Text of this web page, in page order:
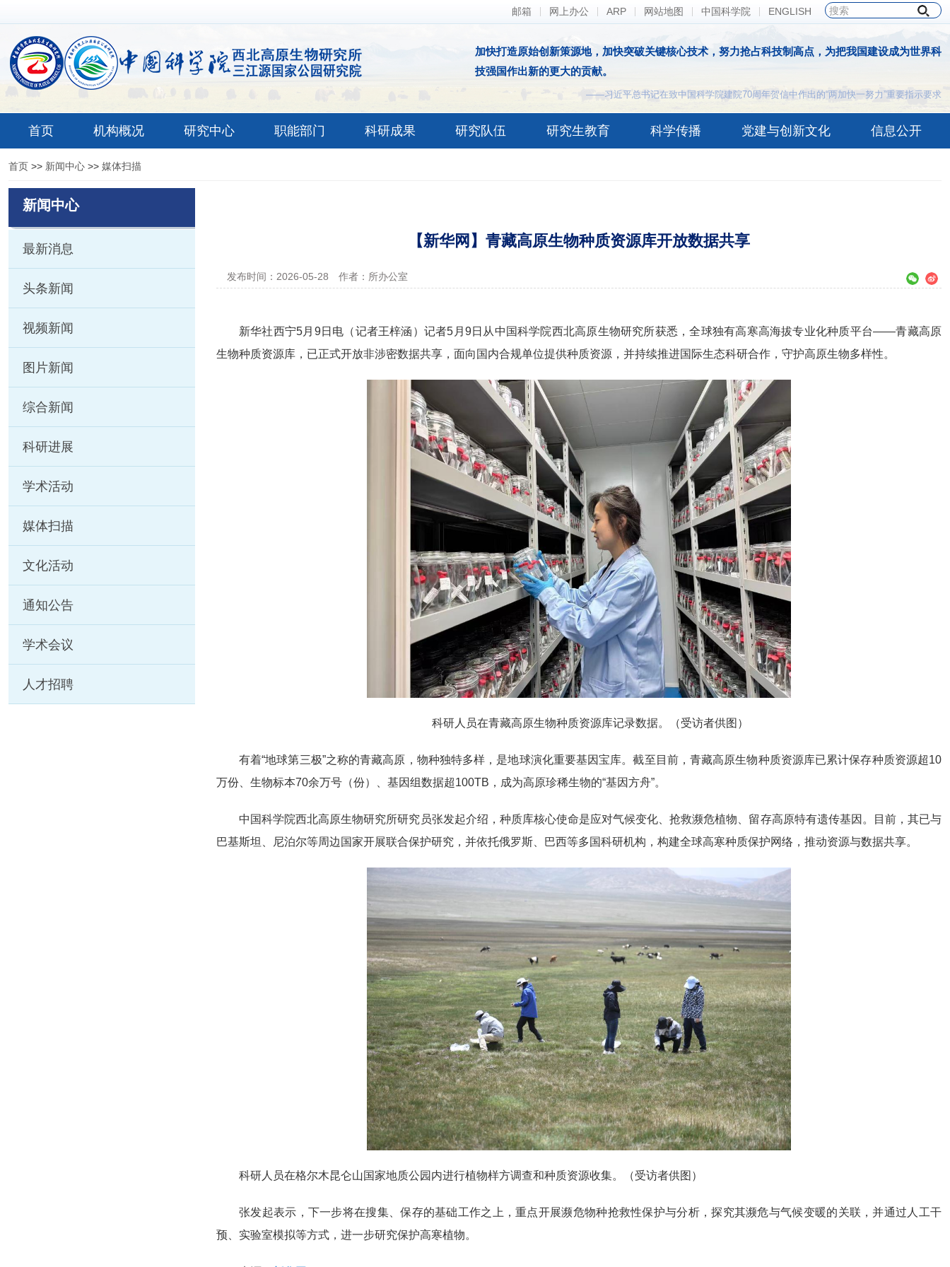
邮箱 网上办公 ARP 网站地图 中国科学院 ENGLISH
加快打造原始创新策源地，加快突破关键核心技术，努力抢占科技制高点，为把我国建设成为世界科
技强国作出新的更大的贡献。
——习近平总书记在致中国科学院建院70周年贺信中作出的“两加快一努力”重要指示要求
首页 机构概况 研究中心 职能部门 科研成果 研究队伍 研究生教育 科学传播 党建与创新文化 信息公开
首页 >> 新闻中心 >> 媒体扫描
新闻中心
最新消息
头条新闻
视频新闻
图片新闻
综合新闻
科研进展
学术活动
媒体扫描
文化活动
通知公告
学术会议
人才招聘
【新华网】青藏高原生物种质资源库开放数据共享
发布时间：2026-05-28 作者：所办公室
新华社西宁5月9日电（记者王梓涵）记者5月9日从中国科学院西北高原生物研究所获悉，全球独有高寒高海拔专业化种质平台——青藏高原
生物种质资源库，已正式开放非涉密数据共享，面向国内合规单位提供种质资源，并持续推进国际生态科研合作，守护高原生物多样性。
科研人员在青藏高原生物种质资源库记录数据。（受访者供图）
有着“地球第三极”之称的青藏高原，物种独特多样，是地球演化重要基因宝库。截至目前，青藏高原生物种质资源库已累计保存种质资源超10
万份、生物标本70余万号（份）、基因组数据超100TB，成为高原珍稀生物的“基因方舟”。
中国科学院西北高原生物研究所研究员张发起介绍，种质库核心使命是应对气候变化、抢救濒危植物、留存高原特有遗传基因。目前，其已与
巴基斯坦、尼泊尔等周边国家开展联合保护研究，并依托俄罗斯、巴西等多国科研机构，构建全球高寒种质保护网络，推动资源与数据共享。
科研人员在格尔木昆仑山国家地质公园内进行植物样方调查和种质资源收集。（受访者供图）
张发起表示，下一步将在搜集、保存的基础工作之上，重点开展濒危物种抢救性保护与分析，探究其濒危与气候变暖的关联，并通过人工干
预、实验室模拟等方式，进一步研究保护高寒植物。